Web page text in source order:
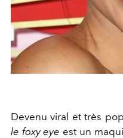
Devenu viral et très
le foxy eye est un